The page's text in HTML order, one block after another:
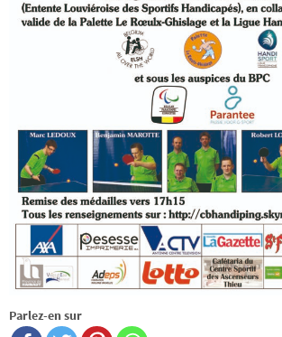
Parlez-en sur